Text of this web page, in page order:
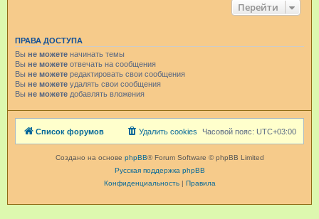
Перейти
ПРАВА ДОСТУПА
Вы не можете начинать темы
Вы не можете отвечать на сообщения
Вы не можете редактировать свои сообщения
Вы не можете удалять свои сообщения
Вы не можете добавлять вложения
Список форумов Часовой пояс: UTC+03:00
Удалить cookies
Создано на основе phpBB® Forum Software © phpBB Limited
Русская поддержка phpBB
Конфиденциальность| Правила